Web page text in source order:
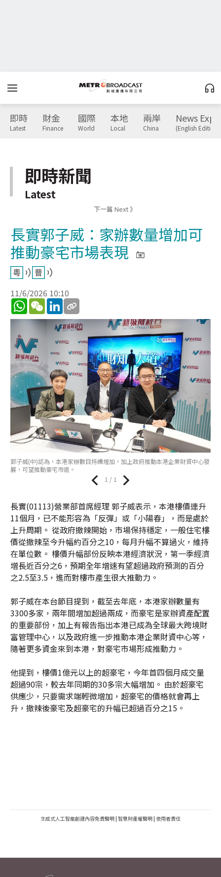
即時
Latest
財金
Finance
國際
World
本地
Local
兩岸
China
News
(English Edition)
即時新聞
Latest
下一篇 Next 》
長實郭子威：家辦數量增加可
推動豪宅市場表現
11/6/2026 10:10
WhatsApp
WeChatLinkedIn
郭子威(中)認為，本港家辦數目持續增加，加上政府推動本港企業財資中心發
展，可望推動豪宅市道。
1 / 1
長實(01113)營業部首席經理 郭子威表示，本港樓價連升
11個月，已不能形容為「反彈」或「小陽春」，而是處於
上升周期。 從政府撤辣開始，市場保持穩定，一般住宅樓
價從撤辣至今升幅約百分之10，每月升幅不算過火，維持
在單位數。 樓價升幅部份反映本港經濟狀況，第一季經濟
增長近百分之6，預期全年增速有望超過政府預測的百分
之2.5至3.5，進而對樓市產生很大推動力。
郭子威在本台節目提到，截至去年底，本港家辦數量有
3300多家，兩年間增加超過兩成，而豪宅是家辦資產配置
的重要部份，加上有報告指出本港已成為全球最大跨境財
富管理中心，以及政府進一步推動本港企業財資中心等，
隨著更多資金來到本港，對豪宅市場形成推動力。
他提到，樓價1億元以上的超豪宅，今年首四個月成交量
超過90宗，較去年同期的30多宗大幅增加。 由於超豪宅
供應少，只要需求端輕微增加，超豪宅的價格就會再上
升，撤辣後豪宅及超豪宅的升幅已超過百分之15。
生成式人工智能創建內容免責聲明 | 智慧財產權聲明 | 使用者責任